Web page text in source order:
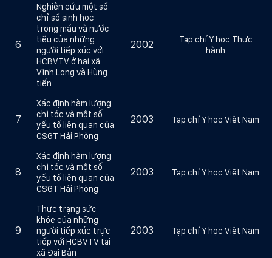
6
Nghiên cứu một số
chỉ số sinh học
trong máu và nước
tiểu của những
người tiếp xúc với
HCBVTV ở hai xã
Vĩnh Long và Hùng
tiến
2002
Tạp chí Y học Thực
hành
7
Xác định hàm lượng
chì tóc và một số
yếu tố liên quan của
CSGT Hải Phòng
2003 Tạp chí Y học Việt Nam
8
Xác định hàm lượng
chì tóc và một số
yếu tố liên quan của
CSGT Hải Phòng
2003 Tạp chí Y học Việt Nam
9
Thực trạng sức
khỏe của những
người tiếp xúc trực
tiếp với HCBVTV tại
xã Đại Bản
2003 Tạp chí Y học Việt Nam